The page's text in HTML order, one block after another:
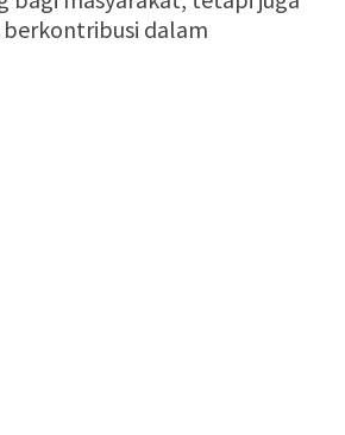
berkontribusi dalam